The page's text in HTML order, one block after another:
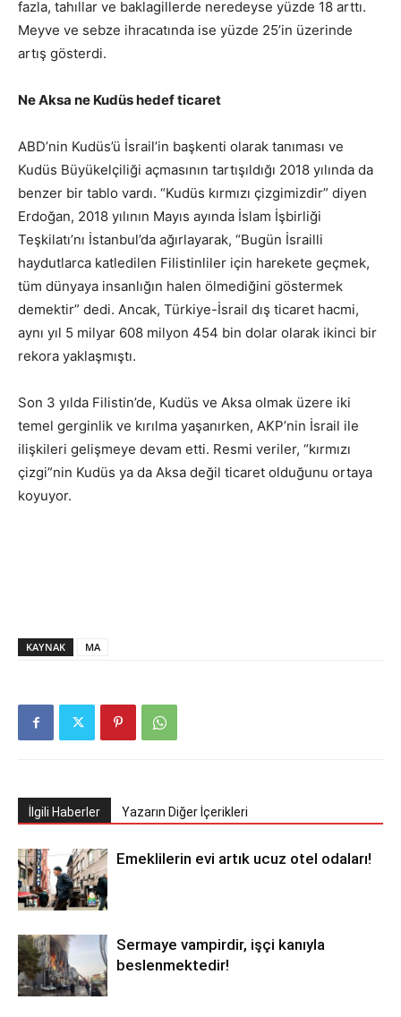
fazla, tahıllar ve baklagillerde neredeyse yüzde 18 arttı.
Meyve ve sebze ihracatında ise yüzde 25’in üzerinde
artış gösterdi.
Ne Aksa ne Kudüs hedef ticaret
ABD’nin Kudüs’ü İsrail’in başkenti olarak tanıması ve
Kudüs Büyükelçiliği açmasının tartışıldığı 2018 yılında da
benzer bir tablo vardı. “Kudüs kırmızı çizgimizdir” diyen
Erdoğan, 2018 yılının Mayıs ayında İslam İşbirliği
Teşkilatı’nı İstanbul’da ağırlayarak, “Bugün İsrailli
haydutlarca katledilen Filistinliler için harekete geçmek,
tüm dünyaya insanlığın halen ölmediğini göstermek
demektir” dedi. Ancak, Türkiye-İsrail dış ticaret hacmi,
aynı yıl 5 milyar 608 milyon 454 bin dolar olarak ikinci bir
rekora yaklaşmıştı.
Son 3 yılda Filistin’de, Kudüs ve Aksa olmak üzere iki
temel gerginlik ve kırılma yaşanırken, AKP’nin İsrail ile
ilişkileri gelişmeye devam etti. Resmi veriler, “kırmızı
çizgi”nin Kudüs ya da Aksa değil ticaret olduğunu ortaya
koyuyor.
KAYNAK MA
İlgili Haberler Yazarın Diğer İçerikleri
Emeklilerin evi artık ucuz otel odaları!
Sermaye vampirdir, işçi kanıyla
beslenmektedir!